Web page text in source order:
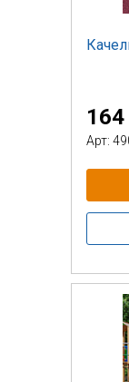
Арт: